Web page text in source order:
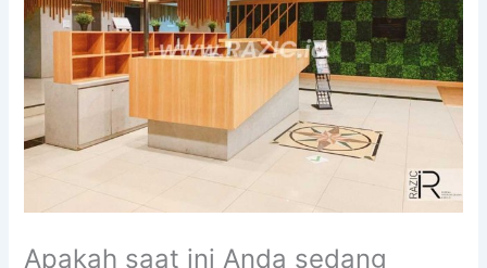
Apakah saat ini Anda sedang